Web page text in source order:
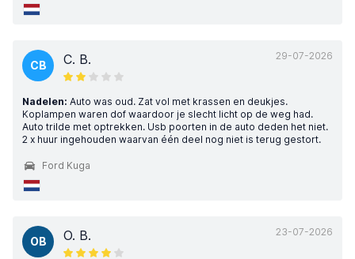
29-07-2026
CB C. B.
Nadelen: Auto was oud. Zat vol met krassen en deukjes.
Koplampen waren dof waardoor je slecht licht op de weg had.
Auto trilde met optrekken. Usb poorten in de auto deden het niet.
2 x huur ingehouden waarvan één deel nog niet is terug gestort.
Ford Kuga
23-07-2026
OB O. B.